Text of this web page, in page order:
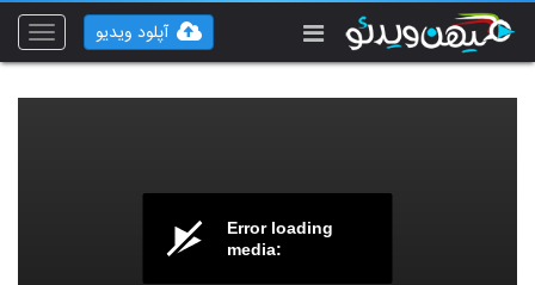
Toggle
آپلود ویدیو
Error loading
media: